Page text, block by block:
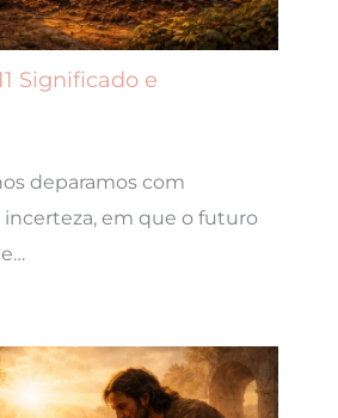
Significado e
deparamos com
em que o futuro